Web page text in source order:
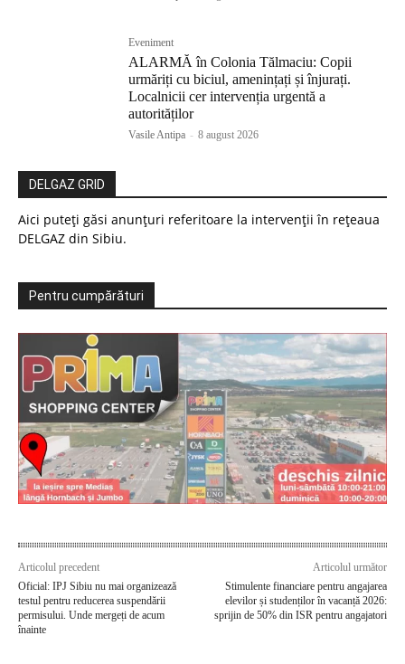
Eveniment
ALARMĂ în Colonia Tălmaciu: Copii
urmăriți cu biciul, amenințați și înjurați.
Localnicii cer intervenția urgentă a
autorităților
Vasile Antipa - 8 august 2026
DELGAZ GRID
Aici puteți găsi anunțuri referitoare la intervenții în rețeaua
DELGAZ din Sibiu.
Pentru cumpărături
Articolul precedent
Oficial: IPJ Sibiu nu mai organizează
testul pentru reducerea suspendării
permisului. Unde mergeți de acum
înainte
Articolul următor
Stimulente financiare pentru angajarea
elevilor și studenților în vacanță 2026:
sprijin de 50% din ISR pentru angajatori